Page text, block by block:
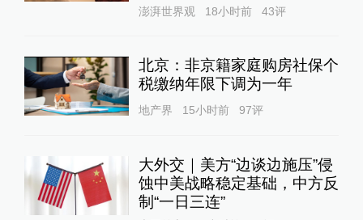
澎湃世界观 18小时前 43评
北京：非京籍家庭购房社保个
税缴纳年限下调为一年
地产界 15小时前 97评
大外交｜美方“边谈边施压”侵
蚀中美战略稳定基础，中方反
制“一日三连”